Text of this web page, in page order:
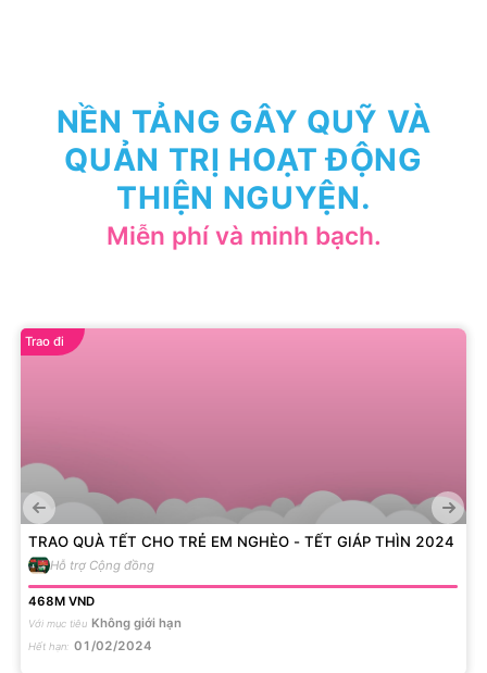
NỀN TẢNG GÂY QUỸ VÀ
QUẢN TRỊ HOẠT ĐỘNG
THIỆN NGUYỆN.
Miễn phí và minh bạch.
Trao đi
TRAO QUÀ TẾT CHO TRẺ EM NGHÈO - TẾT GIÁP THÌN 2024
Hỗ trợ Cộng đồng
468M VND
Với mục tiêu Không giới hạn
Hết hạn: 01/02/2024